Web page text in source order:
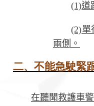
(1)道
(2)單
兩側。
二、不能急駛緊
在聽聞救護車